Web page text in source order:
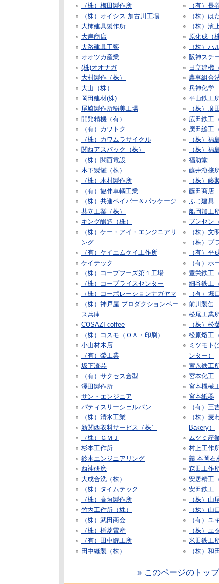
（株）梅田製作所
（株）オイシス 加古川工場
大柿建具製作所
大岸商店
大路建具工藝
オオツカ産業
(株)オオナガ
大村製作（株）
大山（株）
岡田建材(株)
尾崎製作所稲美工場
開発精機（有）
（有）カワトク
（株）カワムラサイクル
関西アスパック（株）
（株）関西電設
木下製罐（株）
（株）木村製作所
（有）協伸車輌工業
（株）共進ペイパー＆パッケージ
共立工業（株）
キング醸造（株）
（株）ケー・アイ・エンジニアリ
ング
（有）ケイエムケイ工作所
ケイテック
（株）コープフーズ第１工場
（株）コープライスセンター
（株）コーポレーションナガヤマ
（株）神戸屋 プロダクションベー
ス兵庫
COSAZI coffee
（株）コスモ（ＯＡ・印刷）
小山材木店
（有）榮工業
坂下漆芸
（有）サクセス金型
澤田製作所
サン・エンジニア
パティスリーシェルバン
（株）清水工業
新関西衣料サービス（株）
（株）ＧＭＪ
杉本工作所
鈴木エンジニアリング
西神研磨
大成合洗（株）
（株）タイムテック
（株）高垣製作所
竹内工作所（株）
（株）武田商会
（株）楯菱電産
（有）田中縫工所
田中縫製（株）
（有）長
（株）は
（株）濱
原化成（
（株）ハ
阪神スチ
日立建機
農事組合
兵神化学
平山鉄工
（株）廣
広田鉄工
廣田縫工
（株）福
（株）福
福助堂
藤井溶接
（株）藤
藤田商店
ふじ建具
船岡加工
ブンセン
（株）文
（株）プ
（有）平
（有）ホ
豊栄鉄工
細谷鉄工
（有）堀
前川製缶
松尾工業
（株）松
松原熔工
ミツモト(
ンター）
宮永鉄工
宮本化工
宮本機械
宮本紙器
（有）三
（株）麦
Bakery）
ムツミ産
村上工作
義 本岡石
森田工作
安居精工
安田鉄工
（株）山
（株）山
（有）ユ
（株）ユ
米田鉄工
（株）和
» このページのトッ